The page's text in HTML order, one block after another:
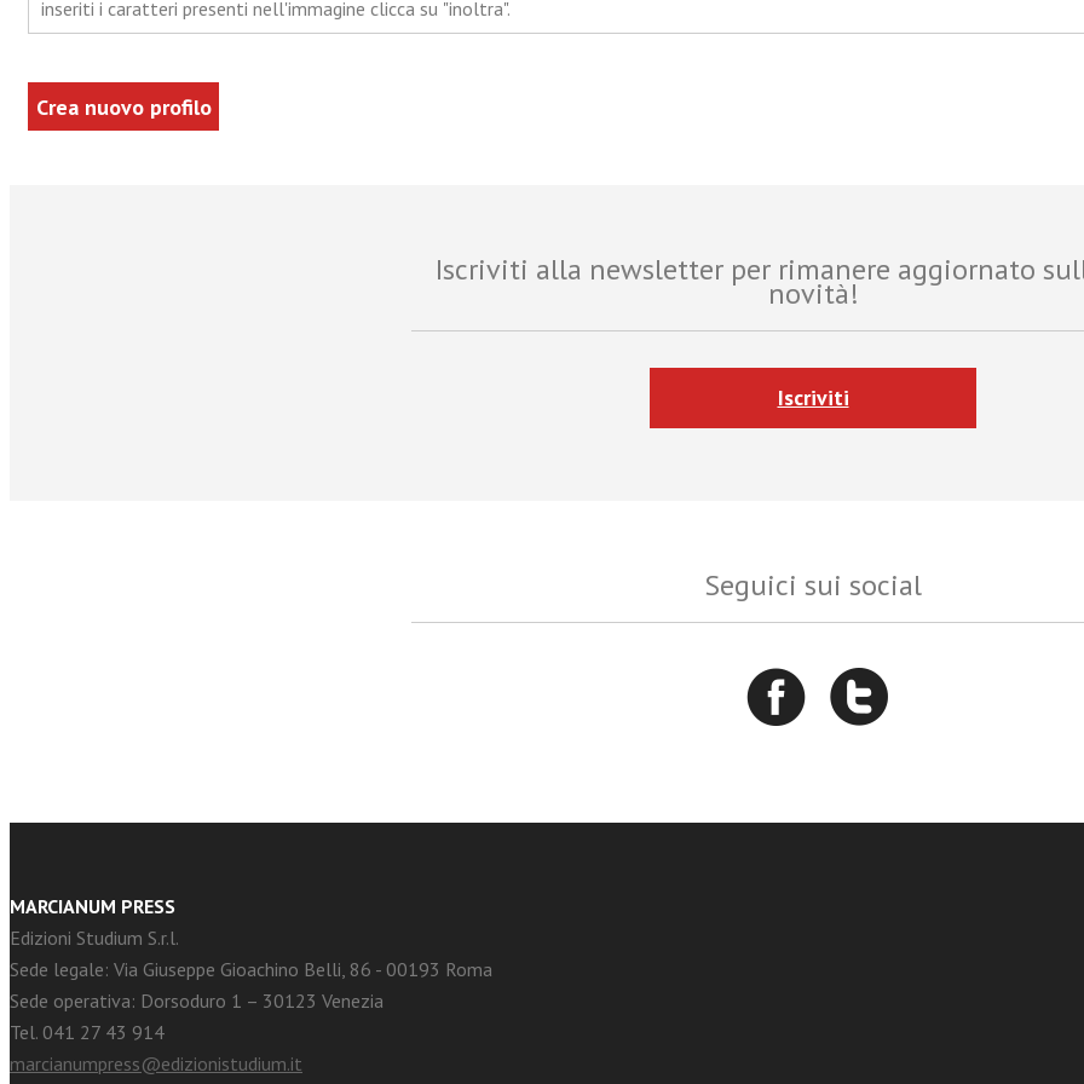
inseriti i caratteri presenti nell'immagine clicca su "inoltra".
Iscriviti alla newsletter per rimanere aggiornato
novità!
Iscriviti
Seguici sui social
MARCIANUM PRESS
Edizioni Studium S.r.l.
Sede legale: Via Giuseppe Gioachino Belli, 86 - 00193 Roma
Sede operativa: Dorsoduro 1 – 30123 Venezia
Tel. 041 27 43 914
marcianumpress@edizionistudium.it